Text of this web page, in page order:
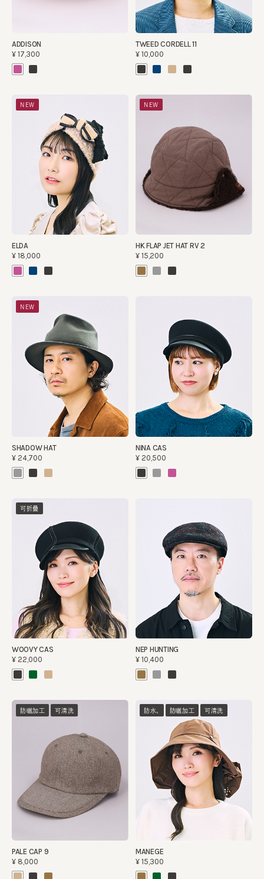
ADDISON
¥17,300
TWEED CORDELL 11
¥10,000
NEW
ELDA
¥18,000
NEW
HK FLAP JET HAT RV 2
¥15,200
NEW
SHADOW HAT
¥24,700
NINA CAS
¥20,500
可折疊
WOOVY CAS
¥22,000
NEP HUNTING
¥10,400
防曬加工 可清洗
PALE CAP 9
¥8,000
防水、 防曬加工 可清洗
MANEGE
¥15,300